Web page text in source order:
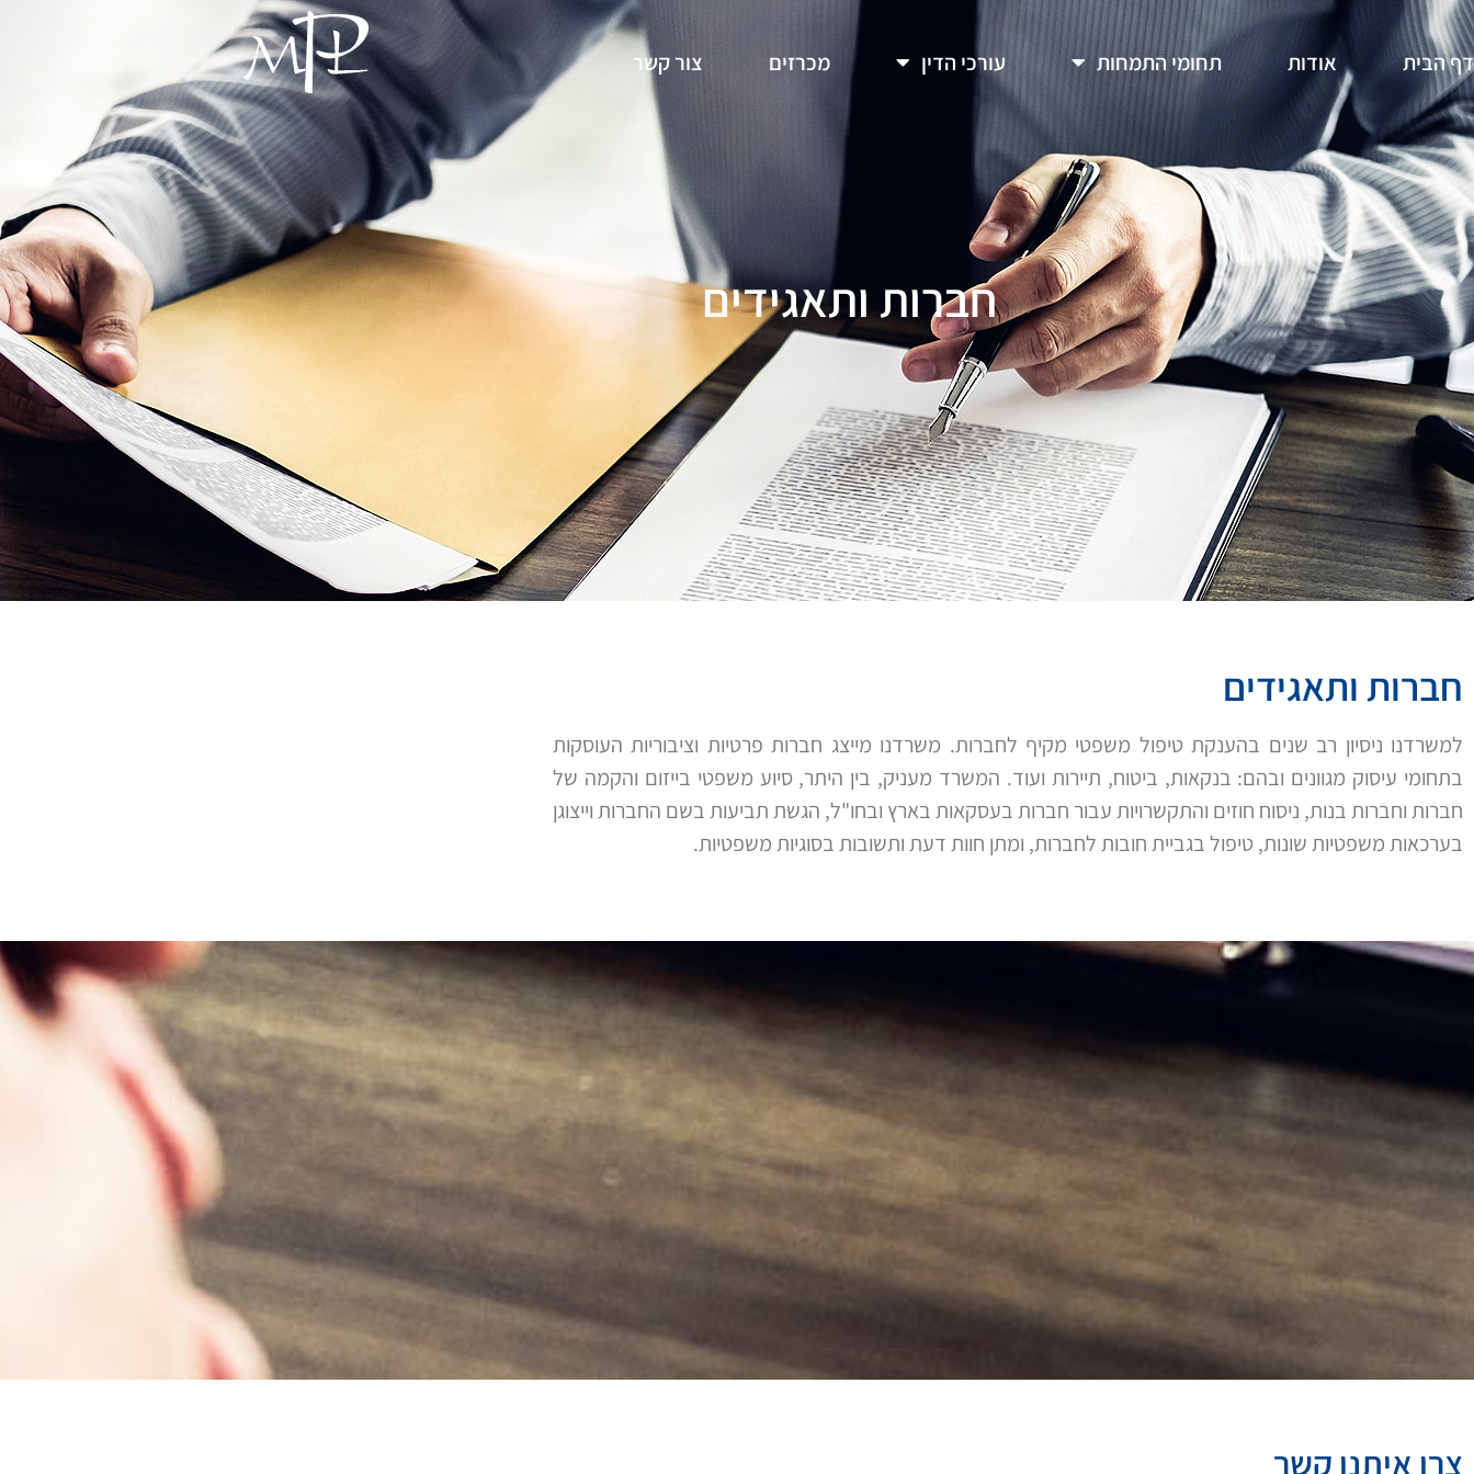
דף הבית אודות תחומי התמחות עורכי הדין מכרזים צור קשר
חברות ותאגידים
חברות ותאגידים
למשרדנו ניסיון רב שנים בהענקת טיפול משפטי מקיף לחברות. משרדנו מייצג חברות פרטיות וציבוריות העוסקות
בתחומי עיסוק מגוונים ובהם: בנקאות, ביטוח, תיירות ועוד. המשרד מעניק, בין היתר, סיוע משפטי בייזום והקמה של
חברות וחברות בנות, ניסוח חוזים והתקשרויות עבור חברות בעסקאות בארץ ובחו"ל, הגשת תביעות בשם החברות וייצוגן
בערכאות משפטיות שונות, טיפול בגביית חובות לחברות, ומתן חוות דעת ותשובות בסוגיות משפטיות.
צרו איתנו קשר